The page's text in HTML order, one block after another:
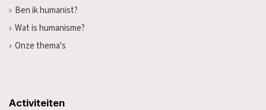
Ben ik humanist?
Wat is humanisme?
Onze thema's
Activiteiten